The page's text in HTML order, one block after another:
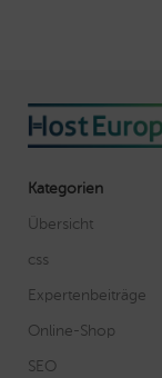
Kategorien
Übersicht
css
Expertenbeiträge
Online-Shop
SEO